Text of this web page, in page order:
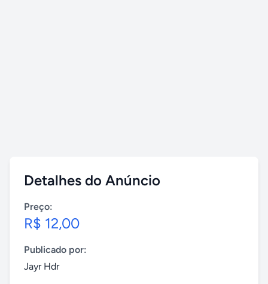
Detalhes do Anúncio
Preço:
R$ 12,00
Publicado por:
Jayr Hdr